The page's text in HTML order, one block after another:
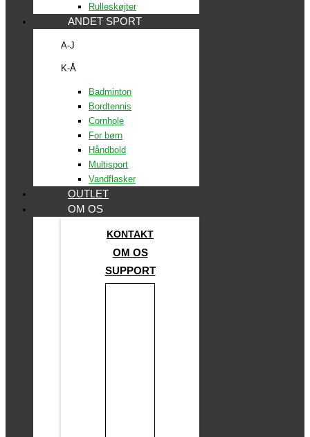
Rulleskøjter
ANDET SPORT
A-J
K-Å
Badminton
Bordtennis
Cornhole
For børn
Håndbold
Multisport
Vandflasker
OUTLET
OM OS
KONTAKT
OM OS
SUPPORT